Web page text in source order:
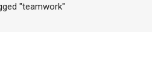
"teamwork"